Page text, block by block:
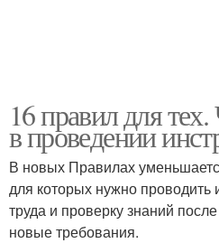
16 правил для
в проведении
В новых Правилах
для которых нужно проводить
труда и проверку знаний
новые требования.